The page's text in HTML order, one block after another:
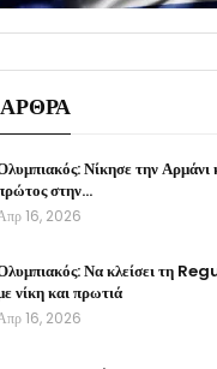
Νίκησε την Αρμάνι
στην…
16, 2026
Να κλείσει τη
νίκη και πρωτιά
16, 2026